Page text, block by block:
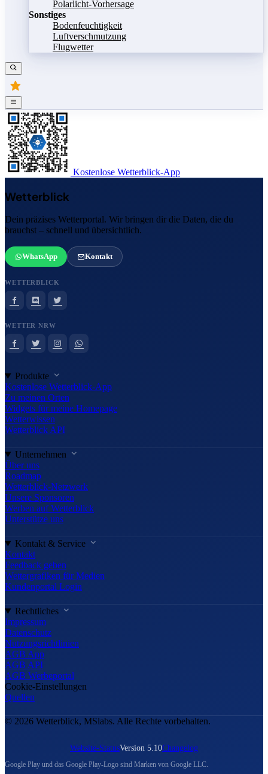
Polarlicht-Vorhersage
Sonstiges
Bodenfeuchtigkeit
Luftverschmutzung
Flugwetter
Kostenlose Wetterblick-App
Wetterblick
Dein präzises Wetterportal. Wir bringen dir die Daten, die du
brauchst – schnell und übersichtlich.
WhatsApp Kontakt
WETTERBLICK
WETTER NRW
Produkte
Kostenlose Wetterblick-App
Zu meinen Orten
Widgets für meine Homepage
Wetterwissen
Wetterblick API
Unternehmen
Über uns
Roadmap
Wetterblick-Netzwerk
Unsere Sponsoren
Werben auf Wetterblick
Unterstütze uns
Kontakt & Service
Kontakt
Feedback geben
Wettergrafiken für Medien
Kundenportal Login
Rechtliches
Impressum
Datenschutz
Nutzungsrichtlinien
AGB App
AGB API
AGB Werbeportal
Cookie-Einstellungen
Quellen
© 2026 Wetterblick, MSlabs. Alle Rechte vorbehalten.
Website-StatusVersion 5.10Changelog
Google Play und das Google Play-Logo sind Marken von Google LLC.